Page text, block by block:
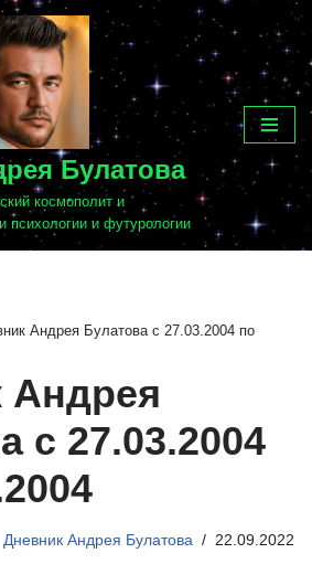
Булатова
космополит и
психологии и футурологии
Андрея Булатова с 27.03.2004 по
Андрея
с 27.03.2004
Дневник Андрея Булатова 22.09.2022